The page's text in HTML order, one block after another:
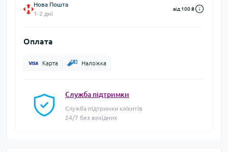
Нова Пошта
1-2 дні
від 100 ₴
Оплата
Карта Наложка
Служба підтримки
Служба підтримки клієнтів
24/7 без вихідних